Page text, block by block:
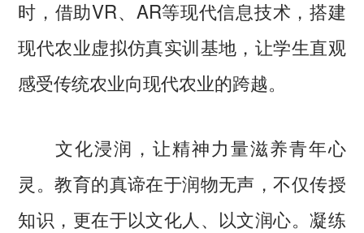
时，借助VR、AR等现代信息技术，搭建
现代农业虚拟仿真实训基地，让学生直观
感受传统农业向现代农业的跨越。
文化浸润，让精神力量滋养青年心
灵。教育的真谛在于润物无声，不仅传授
知识，更在于以文化人、以文润心。凝练